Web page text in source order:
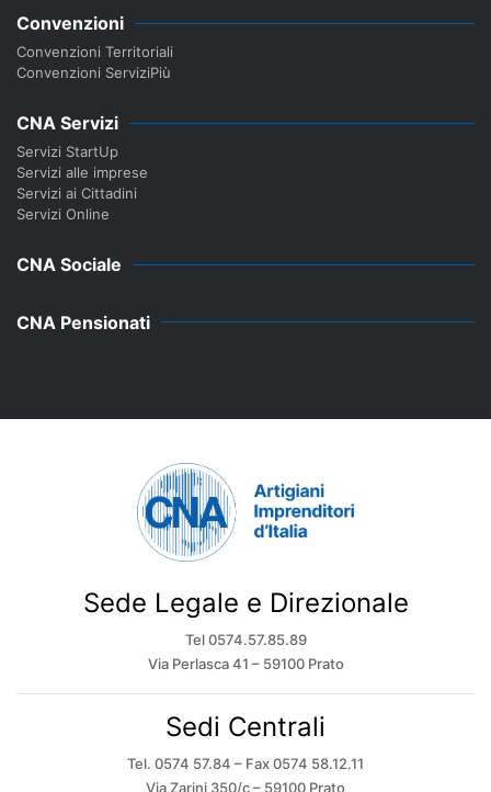
Convenzioni
Convenzioni Territoriali
Convenzioni ServiziPiù
CNA Servizi
Servizi StartUp
Servizi alle imprese
Servizi ai Cittadini
Servizi Online
CNA Sociale
CNA Pensionati
Sede Legale e Direzionale
Tel 0574.57.85.89
Via Perlasca 41 – 59100 Prato
Sedi Centrali
Tel. 0574 57.84 – Fax 0574 58.12.11
Via Zarini 350/c – 59100 Prato